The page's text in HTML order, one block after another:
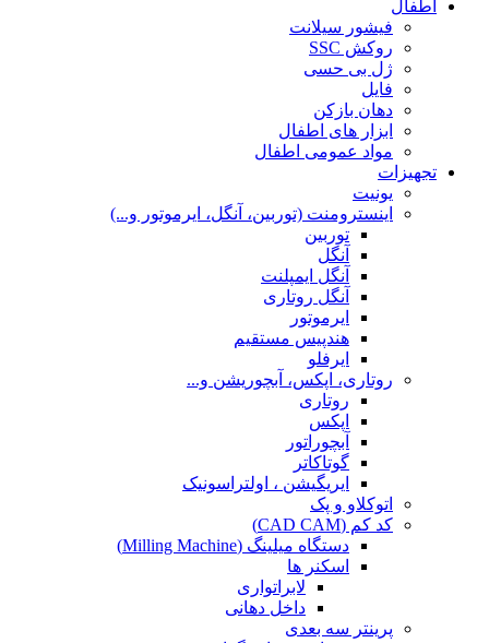
اطفال
فیشور سیلانت
روکش SSC
ژل بی حسی
فایل
دهان بازکن
ابزار های اطفال
مواد عمومی اطفال
تجهیزات
یونیت
اینسترومنت (توربین، آنگل، ایرموتور و...)
توربین
آنگل
آنگل ایمپلنت
آنگل روتاری
ایرموتور
هندپیس مستقیم
ایرفلو
روتاری، اپکس، آبچوریشن و...
روتاری
اپکس
آبچوراتور
گوتاکاتر
ایریگیشن ، اولتراسونیک
اتوکلاو و پک
کد کم (CAD CAM)
دستگاه میلینگ (Milling Machine)
اسکنر ها
لابراتواری
داخل دهانی
پرینتر سه بعدی